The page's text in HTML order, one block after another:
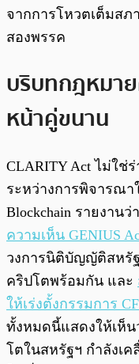
จากการโหวตเต็มส
สองพรรค
บริบทกฎหมา
หน้าคู่ขนาน
CLARITY Act ไม่ใช่
ระหว่างการพิจารณ
Blockchain รายงานว่า
ความเห็น GENIUS
วงการนิติบัญญัติสหรั
คริปโตพร้อมกัน และ
ให้เร่งตั้งกรรมการ
ทั้งหมดนี้แสดงให้เห็
โตในสหรัฐฯ กำลังเ